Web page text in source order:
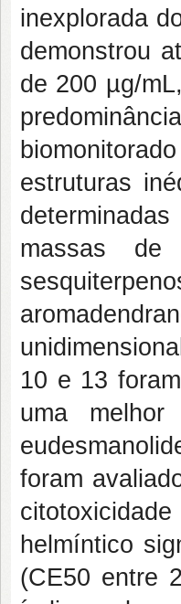
inexplorada
demonstrou
de 200 µg/
estruturas
massas de
10 e 13
uma
foram
helmíntico
(CE50 entre